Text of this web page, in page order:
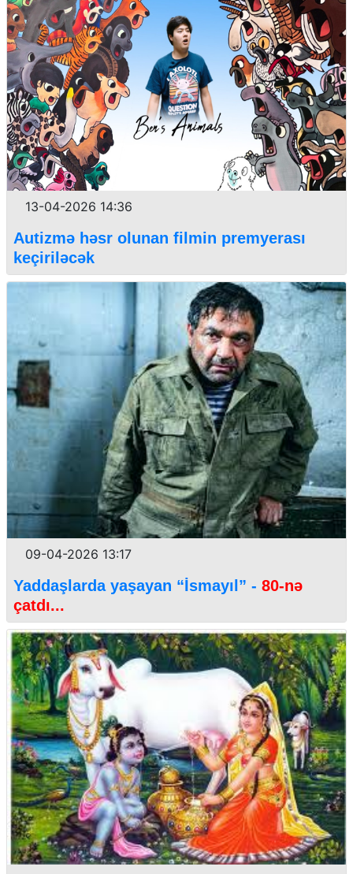
13-04-2026 14:36
Autizmə həsr olunan filmin premyerası
keçiriləcək
09-04-2026 13:17
Yaddaşlarda yaşayan “İsmayıl” - 80-nə
çatdı...